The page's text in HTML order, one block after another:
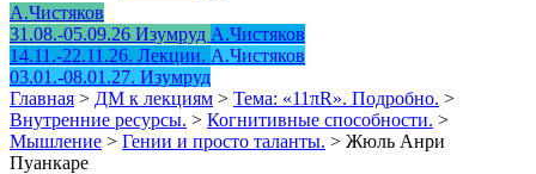
А.Чистяков
31.08.-05.09.26 Изумруд А.Чистяков
14.11.-22.11.26. Лекции. А.Чистяков
03.01.-08.01.27. Изумруд
Главная > ДМ к лекциям > Тема: «11πR». Подробно. >
Внутренние ресурсы. > Когнитивные способности. >
Мышление > Гении и просто таланты. > Жюль Анри
Пуанкаре